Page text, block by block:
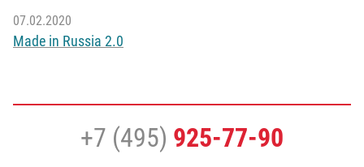
07.02.2020
Made in Russia 2.0
+7 (495) 925-77-90